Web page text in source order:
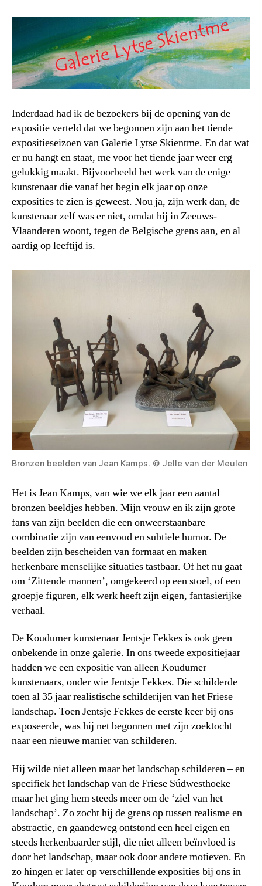
Inderdaad had ik de bezoekers bij de opening van de
expositie verteld dat we begonnen zijn aan het tiende
expositieseizoen van Galerie Lytse Skientme. En dat wat
er nu hangt en staat, me voor het tiende jaar weer erg
gelukkig maakt. Bijvoorbeeld het werk van de enige
kunstenaar die vanaf het begin elk jaar op onze
exposities te zien is geweest. Nou ja, zijn werk dan, de
kunstenaar zelf was er niet, omdat hij in Zeeuws-
Vlaanderen woont, tegen de Belgische grens aan, en al
aardig op leeftijd is.
Bronzen beelden van Jean Kamps. © Jelle van der Meulen
Het is Jean Kamps, van wie we elk jaar een aantal
bronzen beeldjes hebben. Mijn vrouw en ik zijn grote
fans van zijn beelden die een onweerstaanbare
combinatie zijn van eenvoud en subtiele humor. De
beelden zijn bescheiden van formaat en maken
herkenbare menselijke situaties tastbaar. Of het nu gaat
om ‘Zittende mannen’, omgekeerd op een stoel, of een
groepje figuren, elk werk heeft zijn eigen, fantasierijke
verhaal.
De Koudumer kunstenaar Jentsje Fekkes is ook geen
onbekende in onze galerie. In ons tweede expositiejaar
hadden we een expositie van alleen Koudumer
kunstenaars, onder wie Jentsje Fekkes. Die schilderde
toen al 35 jaar realistische schilderijen van het Friese
landschap. Toen Jentsje Fekkes de eerste keer bij ons
exposeerde, was hij net begonnen met zijn zoektocht
naar een nieuwe manier van schilderen.
Hij wilde niet alleen maar het landschap schilderen – en
specifiek het landschap van de Friese Súdwesthoeke –
maar het ging hem steeds meer om de ‘ziel van het
landschap’. Zo zocht hij de grens op tussen realisme en
abstractie, en gaandeweg ontstond een heel eigen en
steeds herkenbaarder stijl, die niet alleen beïnvloed is
door het landschap, maar ook door andere motieven. En
zo hingen er later op verschillende exposities bij ons in